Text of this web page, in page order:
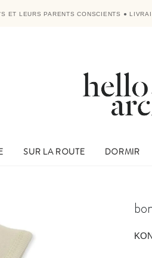
ET LEURS PARENTS CONSCIENTS ●
SUR LA ROUTE DORMIR